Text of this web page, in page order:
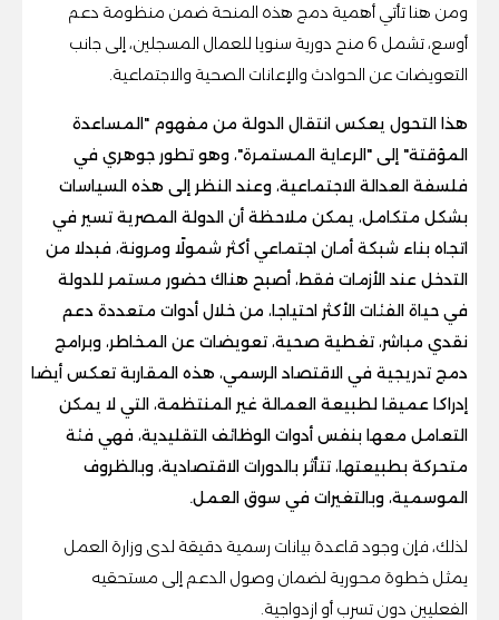
ومن هنا تأتي أهمية دمج هذه المنحة ضمن منظومة دعم
أوسع، تشمل 6 منح دورية سنويا للعمال المسجلين، إلى جانب
التعويضات عن الحوادث والإعانات الصحية والاجتماعية.
هذا التحول يعكس انتقال الدولة من مفهوم "المساعدة
المؤقتة" إلى "الرعاية المستمرة"، وهو تطور جوهري في
فلسفة العدالة الاجتماعية، وعند النظر إلى هذه السياسات
بشكل متكامل، يمكن ملاحظة أن الدولة المصرية تسير في
اتجاه بناء شبكة أمان اجتماعي أكثر شمولًا ومرونة، فبدلا من
التدخل عند الأزمات فقط، أصبح هناك حضور مستمر للدولة
في حياة الفئات الأكثر احتياجا، من خلال أدوات متعددة دعم
نقدي مباشر، تغطية صحية، تعويضات عن المخاطر، وبرامج
دمج تدريجية في الاقتصاد الرسمي، هذه المقاربة تعكس أيضا
إدراكا عميقا لطبيعة العمالة غير المنتظمة، التي لا يمكن
التعامل معها بنفس أدوات الوظائف التقليدية، فهي فئة
متحركة بطبيعتها، تتأثر بالدورات الاقتصادية، وبالظروف
الموسمية، وبالتغيرات في سوق العمل.
لذلك، فإن وجود قاعدة بيانات رسمية دقيقة لدى وزارة العمل
يمثل خطوة محورية لضمان وصول الدعم إلى مستحقيه
الفعليين دون تسرب أو ازدواجية.